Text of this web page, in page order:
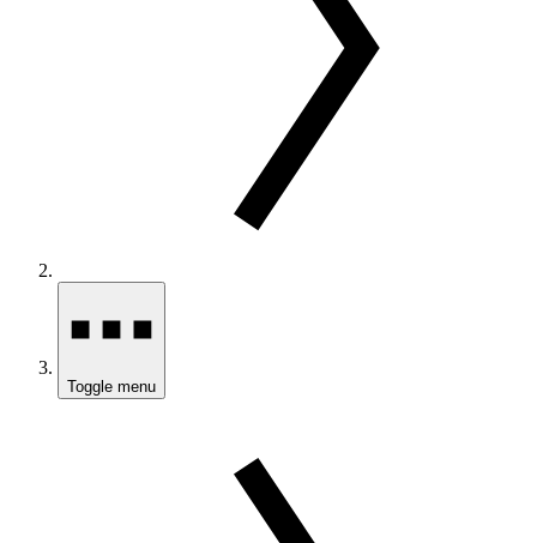
Toggle menu